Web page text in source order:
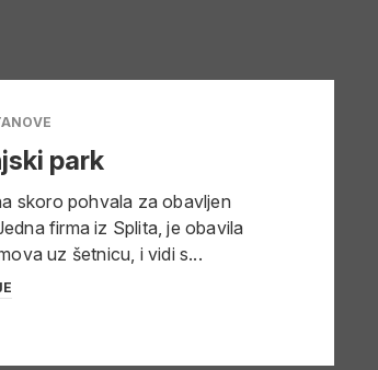
park
skoro pohvala za obavljen
firma iz Splita, je obavila
uz šetnicu, i vidi s...